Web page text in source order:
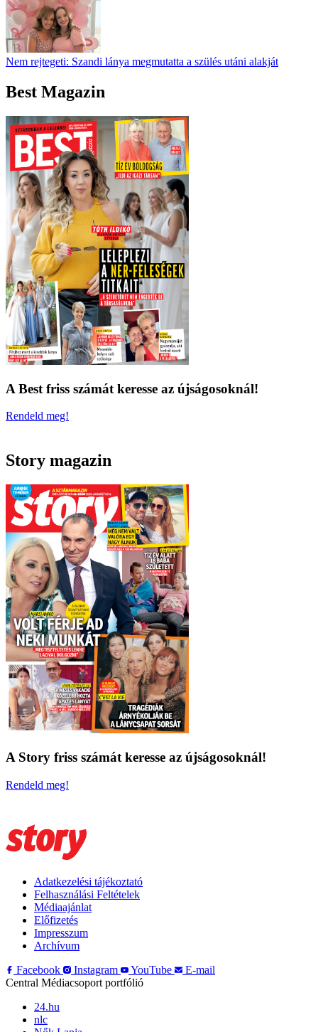
Nem rejtegeti: Szandi lánya megmutatta a szülés utáni alakját
Best Magazin
A Best friss számát keresse az újságosoknál!
Rendeld meg!
Story magazin
A Story friss számát keresse az újságosoknál!
Rendeld meg!
Adatkezelési tájékoztató
Felhasználási Feltételek
Médiaajánlat
Előfizetés
Impresszum
Archívum
Facebook
Instagram YouTube
E-mail
Central Médiacsoport portfólió
24.hu
nlc